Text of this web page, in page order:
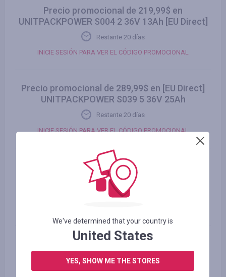
Precio promocional de 219,99$ en
UNITPACKPOWER S004 2 36V 13Ah [EU Direct]
Restante 20 días
INICIE SESIÓN PARA VER EL CÓDIGO PROMOCIONAL
Precio promocional de 289,99$ en [EU Direct]
UNITPACKPOWER S039 5 36V 25Ah
Restante 20 días
INICIE SESIÓN PARA VER EL CÓDIGO PROMOCIONAL
Precio promocional de 309,99$ en
UNITPACKPOWER S039 5 48V 20Ah [EU Direct]
Restante 20 días
almohadilla Formill FT33 Walking Pad Under
[EU Direct]
We've determined that your country is
United States
YES, SHOW ME THE STORES